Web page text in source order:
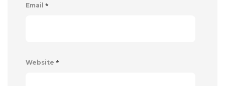
Email *
Website *